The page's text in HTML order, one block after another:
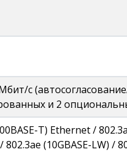
с
и 2
T) Ethernet /
802.3ae (10GBASE-LW) /